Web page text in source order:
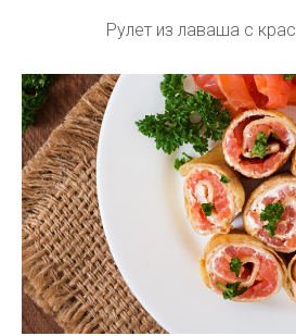
Рулет из лаваша с